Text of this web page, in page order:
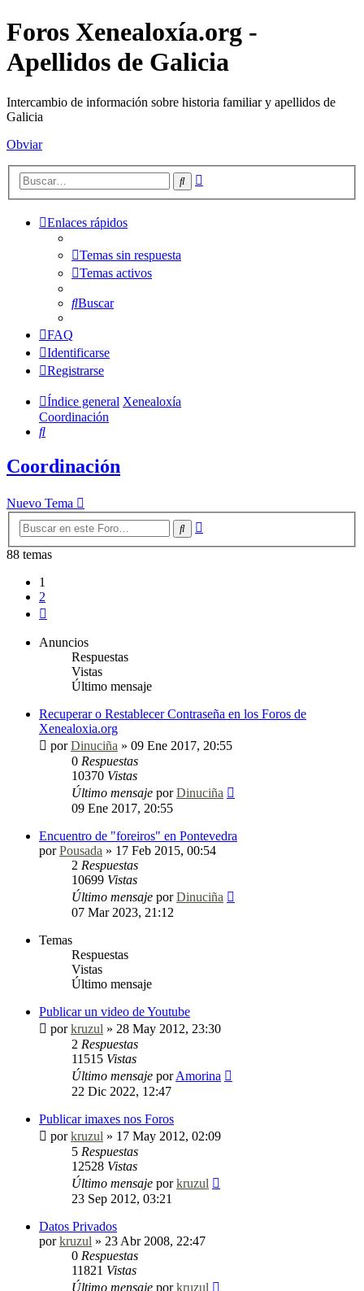
Foros Xenealoxía.org -
Apellidos de Galicia
Intercambio de información sobre historia familiar y apellidos de
Galicia
Obviar
Buscar
Enlaces rápidos
Temas sin respuesta
Temas activos
Buscar
FAQ
Identificarse
Registrarse
Índice general Xenealoxía
Coordinación
Buscar
Coordinación
Nuevo Tema
Buscar
88 temas
1
2
Anuncios
Respuestas
Vistas
Último mensaje
Recuperar o Restablecer Contraseña en los Foros de
Xenealoxia.org
porDinuciña » 09 Ene 2017, 20:55
0 Respuestas
10370 Vistas
Último mensaje porDinuciña
09 Ene 2017, 20:55
Encuentro de "foreiros" en Pontevedra
porPousada » 17 Feb 2015, 00:54
2 Respuestas
10699 Vistas
Último mensaje porDinuciña
07 Mar 2023, 21:12
Temas
Respuestas
Vistas
Último mensaje
Publicar un video de Youtube
porkruzul » 28 May 2012, 23:30
2 Respuestas
11515 Vistas
Último mensaje porAmorina
22 Dic 2022, 12:47
Publicar imaxes nos Foros
porkruzul » 17 May 2012, 02:09
5 Respuestas
12528 Vistas
Último mensaje porkruzul
23 Sep 2012, 03:21
Datos Privados
porkruzul » 23 Abr 2008, 22:47
0 Respuestas
11821 Vistas
Último mensaje porkruzul